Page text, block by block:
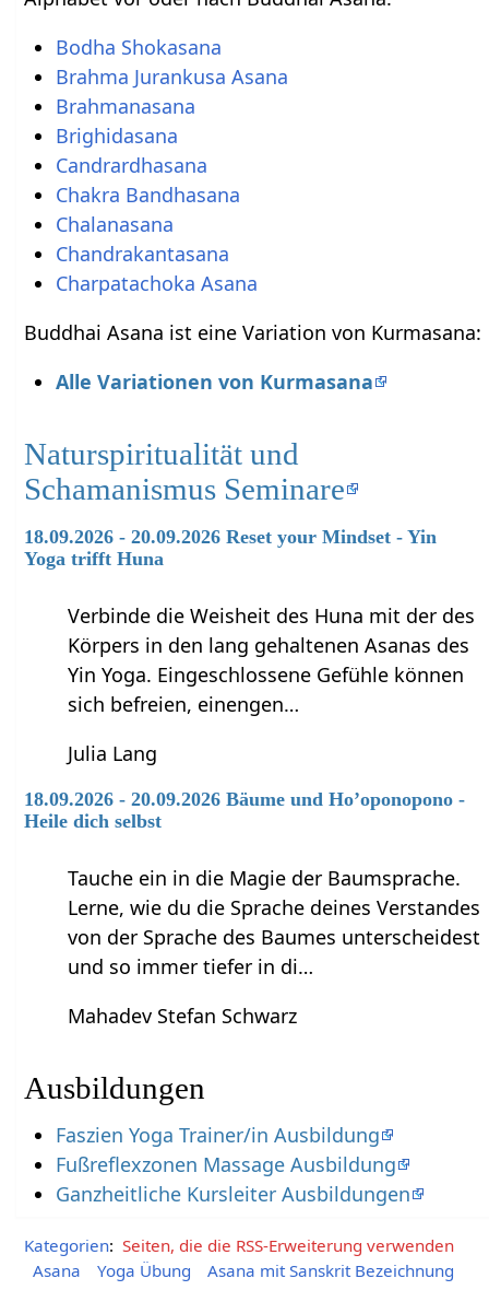
Bodha Shokasana
Brahma Jurankusa Asana
Brahmanasana
Brighidasana
Candrardhasana
Chakra Bandhasana
Chalanasana
Chandrakantasana
Charpatachoka Asana
Buddhai Asana ist eine Variation von Kurmasana:
Alle Variationen von Kurmasana
Naturspiritualität und
Schamanismus Seminare
18.09.2026 - 20.09.2026 Reset your Mindset - Yin
Yoga trifft Huna
Verbinde die Weisheit des Huna mit der des
Körpers in den lang gehaltenen Asanas des
Yin Yoga. Eingeschlossene Gefühle können
sich befreien, einengen…
Julia Lang
18.09.2026 - 20.09.2026 Bäume und Ho’oponopono -
Heile dich selbst
Tauche ein in die Magie der Baumsprache.
Lerne, wie du die Sprache deines Verstandes
von der Sprache des Baumes unterscheidest
und so immer tiefer in di…
Mahadev Stefan Schwarz
Ausbildungen
Faszien Yoga Trainer/in Ausbildung
Fußreflexzonen Massage Ausbildung
Ganzheitliche Kursleiter Ausbildungen
Kategorien: Seiten, die die RSS-Erweiterung verwenden
Asana
Yoga Übung
Asana mit Sanskrit Bezeichnung